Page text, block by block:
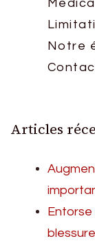
Medica
Notre
Articles